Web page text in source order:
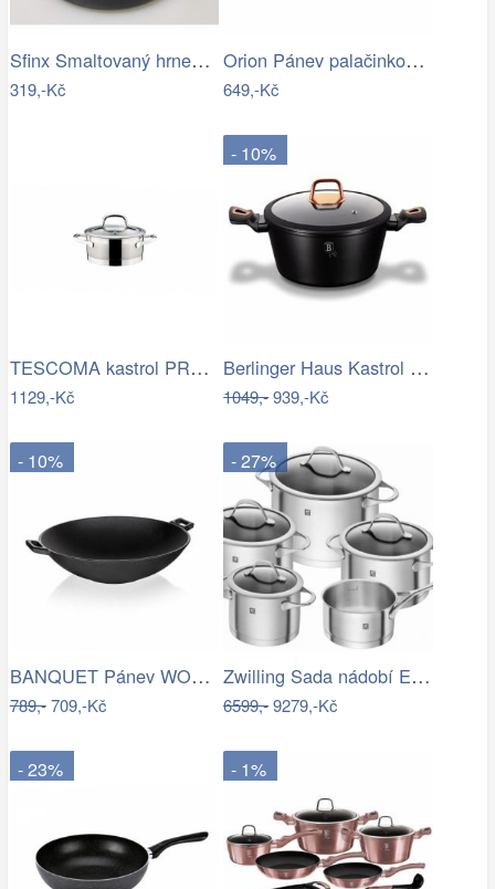
Sfinx Smaltovaný hrnec Standard, 20 cm,…
319,-Kč
Orion Pánev palačinková GRANDE 27cm
649,-Kč
TESCOMA kastrol PRESIDENT s poklicí ø…
1129,-Kč
- 10%
Berlinger Haus Kastrol Black Rose…
1049,-939,-Kč
- 10%
BANQUET Pánev WOK litinová EXCELLENT…
789,-709,-Kč
- 27%
Zwilling Sada nádobí Essence 5ks 66220…
6599,-9279,-Kč
- 23% - 1%